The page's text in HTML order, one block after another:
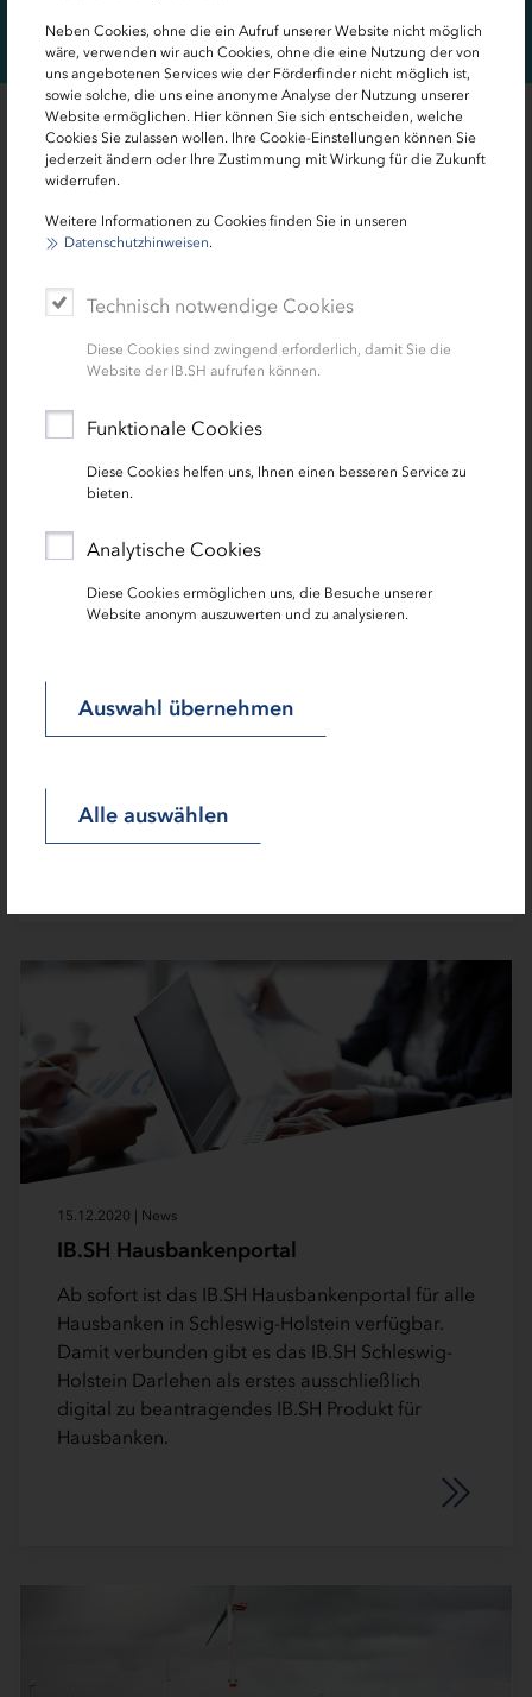
Neben Cookies, ohne die ein Aufruf unserer Website nicht möglich
wäre, verwenden wir auch Cookies, ohne die eine Nutzung der von
uns angebotenen Services wie der Förderfinder nicht möglich ist,
sowie solche, die uns eine anonyme Analyse der Nutzung unserer
Website ermöglichen. Hier können Sie sich entscheiden, welche
Cookies Sie zulassen wollen. Ihre Cookie-Einstellungen können Sie
jederzeit ändern oder Ihre Zustimmung mit Wirkung für die Zukunft
widerrufen.
Weitere Informationen zu Cookies finden Sie in unseren
Datenschutzhinweisen.
Technisch notwendige Cookies
Diese Cookies sind zwingend erforderlich, damit Sie die
Website der IB.SH aufrufen können.
Funktionale Cookies
Diese Cookies helfen uns, Ihnen einen besseren Service zu
bieten.
Analytische Cookies
Diese Cookies ermöglichen uns, die Besuche unserer
Website anonym auszuwerten und zu analysieren.
Auswahl übernehmen
Alle auswählen
Das EU-Projekt cities.multimodal fördert in neun Ostsee-
Anrainerländern die Nutzung umweltfreundlicher
Verkehrsmittel.
Erfolgsgeschichte lesen
Von wegen, die Ostsee ist langweilig! Wer einmal an
einer Boots- oder Schnorcheltour des Projekts UNDINE II
das heimische Meer ist.
Erfolgsgeschichte lesen
Kieler Unternehmen e-nema wird über die IB.SH für die
Entwicklung eines ganzheitlichen Energiemanagements
gefördert
Erfolgsgeschichte lesen
Modernes Gasheizkraftwerk produziert umweltschonend
Aktuelles
Zukunftsfähigkeit fördern – Corona
gemeinsam bewältigen
2020 vor
15.12.2020 | News
IB.SH Hausbankenportal
Ab sofort ist das IB.SH Hausbankenportal für alle
Hausbanken in Schleswig-Holstein verfügbar.
Damit verbunden gibt es das IB.SH Schleswig-
Holstein Darlehen als erstes ausschließlich
digital zu beantragendes IB.SH Produkt für
Hausbanken.